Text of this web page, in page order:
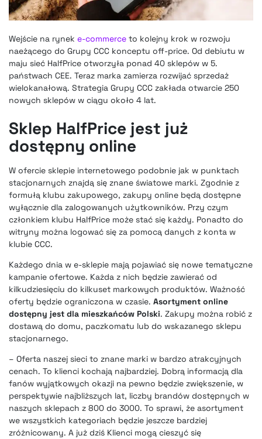
Wejście na rynek e-commerce to kolejny krok w rozwoju
naeżącego do Grupy CCC konceptu off-price. Od debiutu w
maju sieć HalfPrice otworzyła ponad 40 sklepów w 5.
państwach CEE. Teraz marka zamierza rozwijać sprzedaż
wielokanałową. Strategia Grupy CCC zakłada otwarcie 250
nowych sklepów w ciągu około 4 lat.
Sklep HalfPrice jest już
dostępny online
W ofercie sklepie internetowego podobnie jak w punktach
stacjonarnych znajdą się znane światowe marki. Zgodnie z
formułą klubu zakupowego, zakupy online będą dostępne
wyłącznie dla zalogowanych użytkowników. Przy czym
członkiem klubu HalfPrice może stać się każdy. Ponadto do
witryny można logować się za pomocą danych z konta w
klubie CCC.
Każdego dnia w e-sklepie mają pojawiać się nowe tematyczne
kampanie ofertowe. Każda z nich będzie zawierać od
kilkudziesięciu do kilkuset markowych produktów. Ważność
oferty będzie ograniczona w czasie. Asortyment online
dostępny jest dla mieszkańców Polski. Zakupy można robić z
dostawą do domu, paczkomatu lub do wskazanego sklepu
stacjonarnego.
– Oferta naszej sieci to znane marki w bardzo atrakcyjnych
cenach. To klienci kochają najbardziej. Dobrą informacją dla
fanów wyjątkowych okazji na pewno będzie zwiększenie, w
perspektywie najbliższych lat, liczby brandów dostępnych w
naszych sklepach z 800 do 3000. To sprawi, że asortyment
we wszystkich kategoriach będzie jeszcze bardziej
zróżnicowany. A już dziś Klienci mogą cieszyć się